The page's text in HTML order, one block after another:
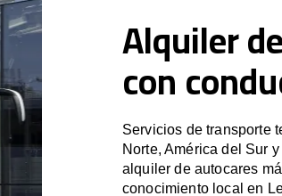
Alquiler
con
Servicios de transporte
Norte, América del Sur
alquiler de autocares
conocimiento local en